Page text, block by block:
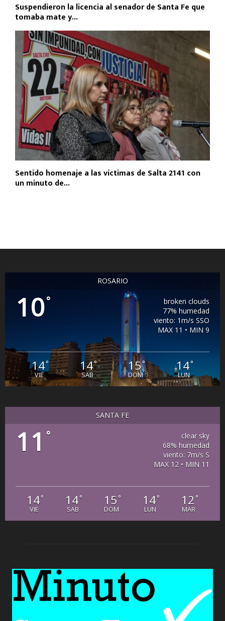
Suspendieron la licencia al senador de Santa Fe que
tomaba mate y...
Sentido homenaje a las víctimas de Salta 2141 con
un minuto de...
ROSARIO
10°
broken clouds
77% humedad
viento: 1m/s SSO
MAX 11 • MIN 9
14°
VIE
14°
SAB
15°
DOM
14°
LUN
SANTA FE
11 °
clear sky
68% humedad
viento: 7m/s S
MAX 12 • MIN 11
14°
VIE
14°
SAB
15 °
DOM
14°
LUN
12 °
MAR